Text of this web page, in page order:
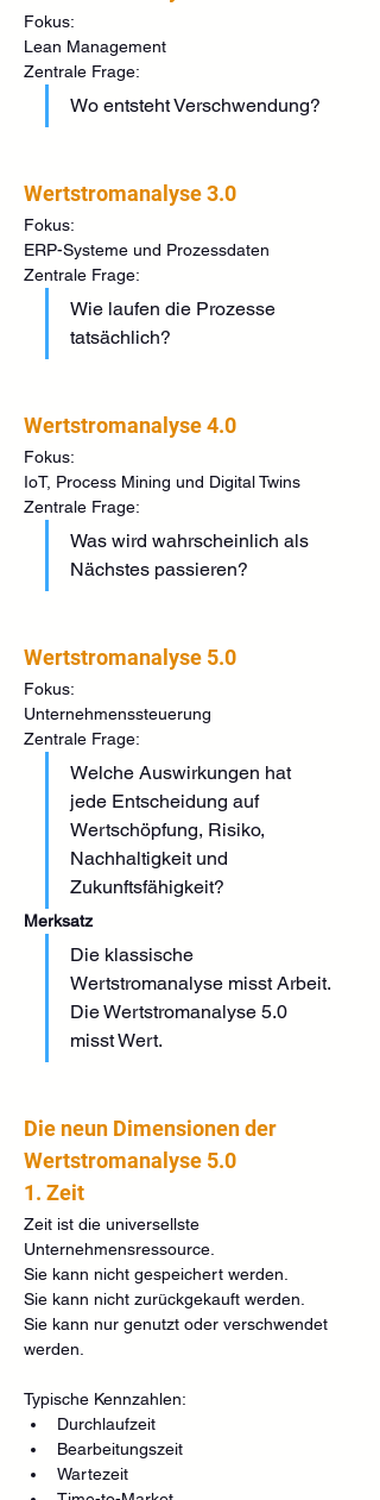
Fokus:
Lean Management
Zentrale Frage:
Wo entsteht Verschwendung?
Wertstromanalyse 3.0
Fokus:
ERP-Systeme und Prozessdaten
Zentrale Frage:
Wie laufen die Prozesse
tatsächlich?
Wertstromanalyse 4.0
Fokus:
IoT, Process Mining und Digital Twins
Zentrale Frage:
Was wird wahrscheinlich als
Nächstes passieren?
Wertstromanalyse 5.0
Fokus:
Unternehmenssteuerung
Zentrale Frage:
Welche Auswirkungen hat
jede Entscheidung auf
Wertschöpfung, Risiko,
Nachhaltigkeit und
Zukunftsfähigkeit?
Merksatz
Die klassische
Wertstromanalyse misst Arbeit.
Die Wertstromanalyse 5.0
misst Wert.
Die neun Dimensionen der
Wertstromanalyse 5.0
1. Zeit
Zeit ist die universellste
Unternehmensressource.
Sie kann nicht gespeichert werden.
Sie kann nicht zurückgekauft werden.
Sie kann nur genutzt oder verschwendet
werden.
Typische Kennzahlen:
Durchlaufzeit
Bearbeitungszeit
Wartezeit